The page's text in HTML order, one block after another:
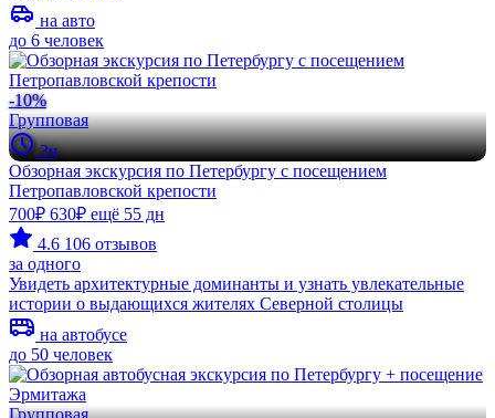
на авто
до 6 человек
-10%
Групповая
3ч
Обзорная экскурсия по Петербургу с посещением
Петропавловской крепости
700₽ 630₽ ещё 55 дн
4.6 106 отзывов
за одного
Увидеть архитектурные доминанты и узнать увлекательные
истории о выдающихся жителях Северной столицы
на автобусе
до 50 человек
Групповая